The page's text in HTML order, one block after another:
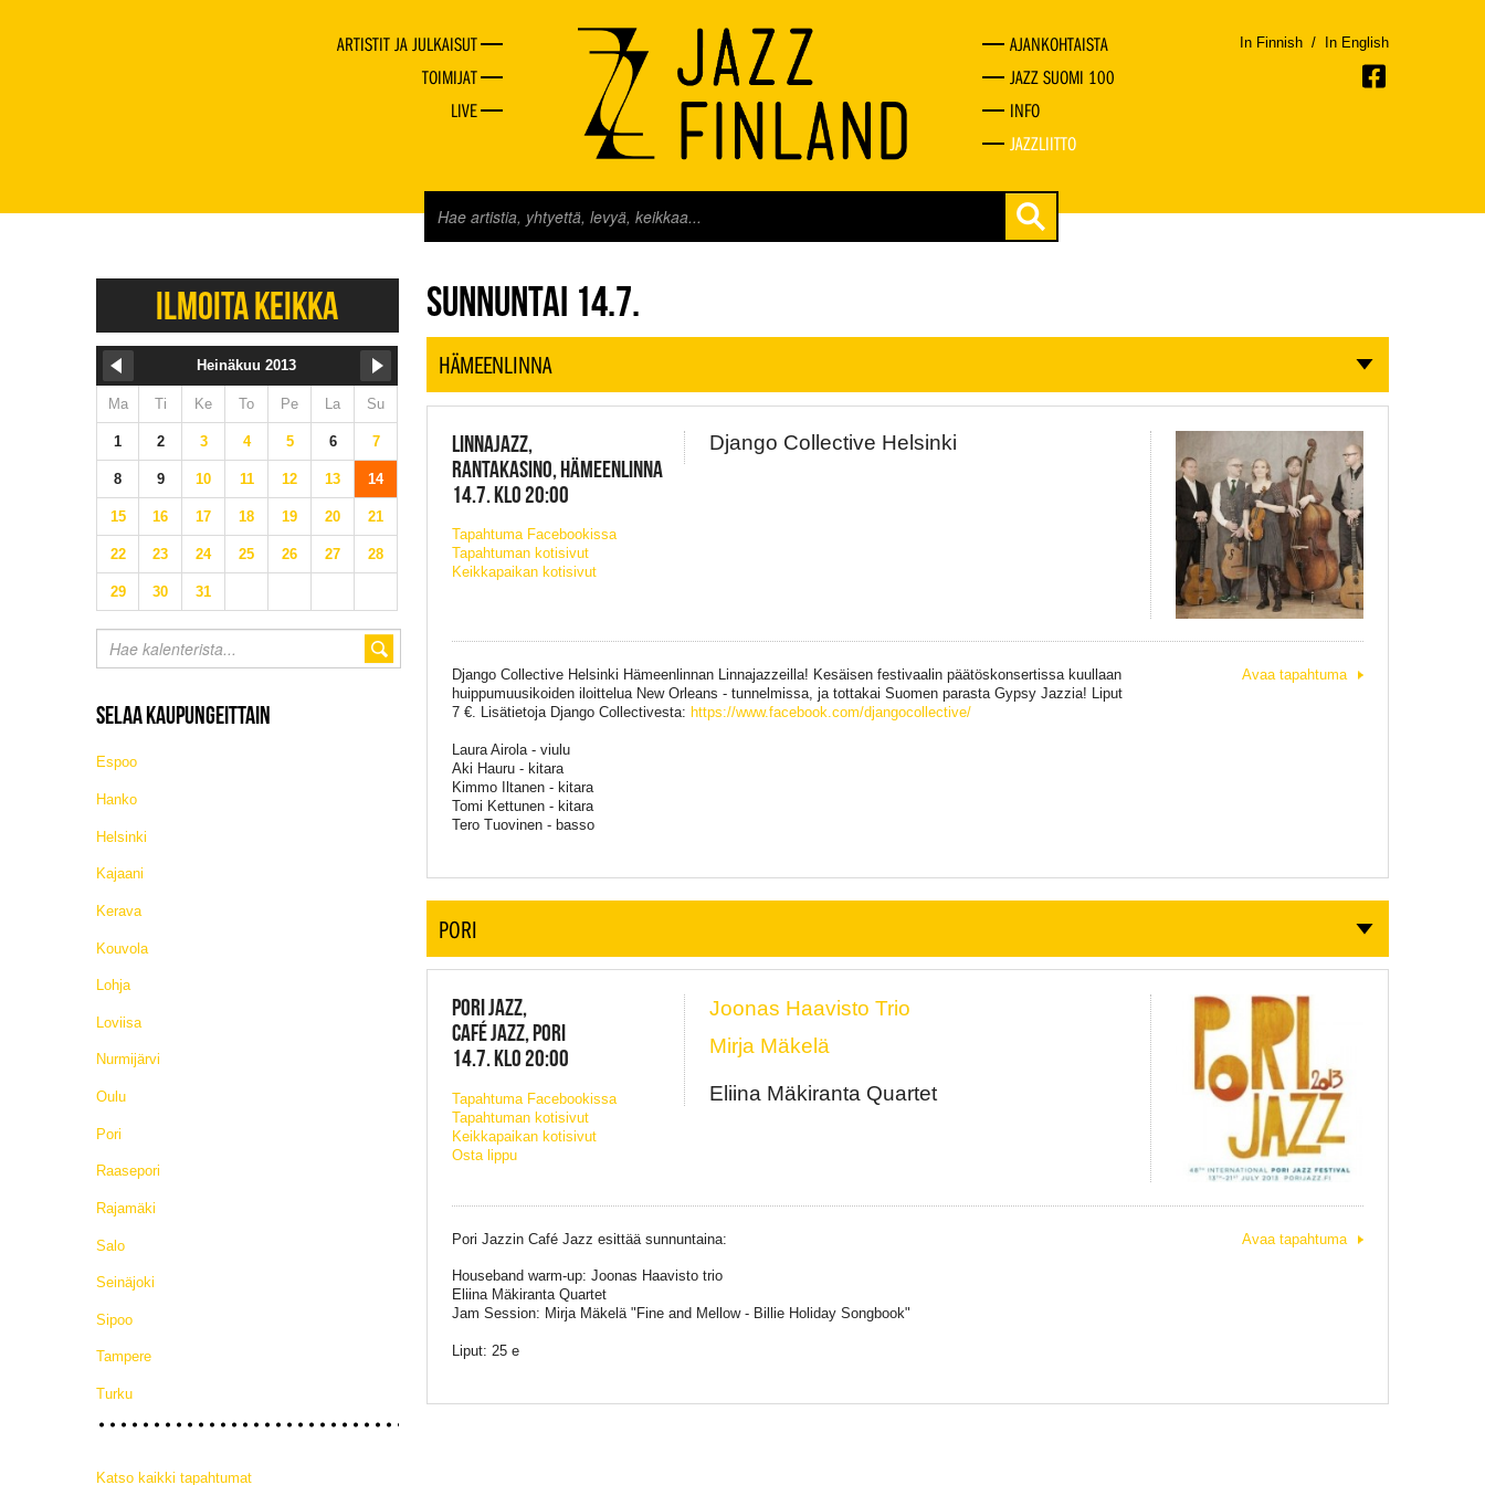
ARTISTIT JA JULKAISUT
TOIMIJAT
LIVE
AJANKOHTAISTA
JAZZ SUOMI 100
INFO
JAZZLIITTO
In Finnish / In English
ILMOITA KEIKKA
Heinäkuu 2013
Ma Ti Ke To Pe La Su
1 2 3 4 5 6 7
8 9 10 11 12 13 14
15 16 17 18 19 20 21
22 23 24 25 26 27 28
29 30 31
SELAA KAUPUNGEITTAIN
Espoo
Hanko
Helsinki
Kajaani
Kerava
Kouvola
Lohja
Loviisa
Nurmijärvi
Oulu
Pori
Raasepori
Rajamäki
Salo
Seinäjoki
Sipoo
Tampere
Turku
Katso kaikki tapahtumat
JAZZ FINLAND LIVE
SUNNUNTAI 14.7.
HÄMEENLINNA
LINNAJAZZ,
RANTAKASINO, HÄMEENLINNA
14.7. KLO 20:00
Tapahtuma Facebookissa
Tapahtuman kotisivut
Keikkapaikan kotisivut
Django Collective Helsinki
Django Collective Helsinki Hämeenlinnan Linnajazzeilla! Kesäisen festivaalin päätöskonsertissa kuullaan
huippumuusikoiden iloittelua New Orleans - tunnelmissa, ja tottakai Suomen parasta Gypsy Jazzia! Liput
7 €. Lisätietoja Django Collectivesta: https://www.facebook.com/djangocollective/
Laura Airola - viulu
Aki Hauru - kitara
Kimmo Iltanen - kitara
Tomi Kettunen - kitara
Tero Tuovinen - basso
Avaa tapahtuma
PORI
PORI JAZZ,
CAFÉ JAZZ, PORI
14.7. KLO 20:00
Tapahtuma Facebookissa
Tapahtuman kotisivut
Keikkapaikan kotisivut
Osta lippu
Joonas Haavisto Trio
Mirja Mäkelä
Eliina Mäkiranta Quartet
Pori Jazzin Café Jazz esittää sunnuntaina:
Houseband warm-up: Joonas Haavisto trio
Eliina Mäkiranta Quartet
Jam Session: Mirja Mäkelä "Fine and Mellow - Billie Holiday Songbook"
Liput: 25 e
Avaa tapahtuma